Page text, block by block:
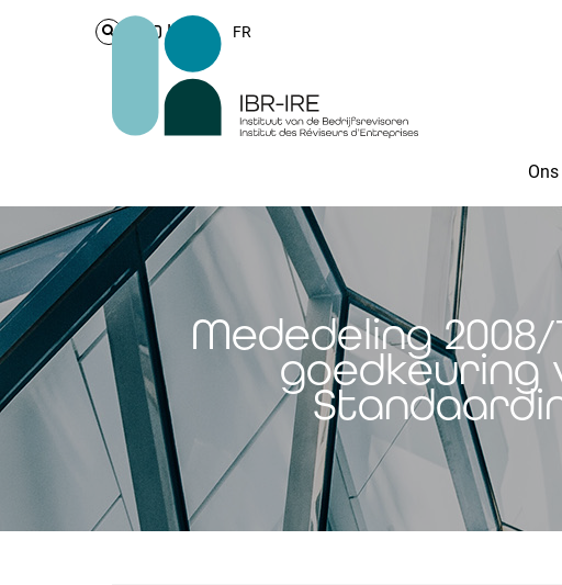
Login FR
Mededeling
goedkeuring